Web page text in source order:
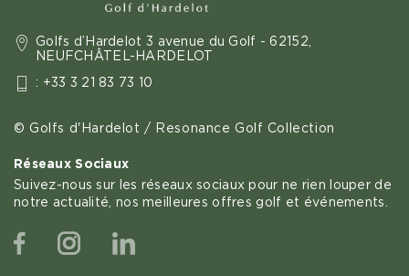
Golfs d’Hardelot 3 avenue du Golf - 62152,
NEUFCHÂTEL-HARDELOT
: +33 3 21 83 73 10
© Golfs d'Hardelot / Resonance Golf Collection
Réseaux Sociaux
Suivez-nous sur les réseaux sociaux pour ne rien louper de
notre actualité, nos meilleures offres golf et événements.
FacebookInstagram